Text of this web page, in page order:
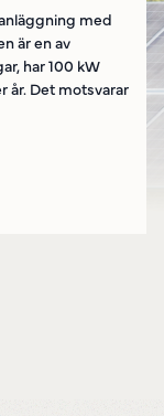
med
är en av
har 100 kW
år. Det motsvarar